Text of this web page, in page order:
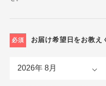
必須 お届け希望日をお教え